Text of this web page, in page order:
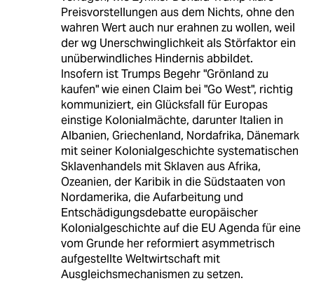
Preisvorstellungen aus dem Nichts, ohne den
wahren Wert auch nur erahnen zu wollen, weil
der wg Unerschwinglichkeit als Störfaktor ein
unüberwindliches Hindernis abbildet.
Insofern ist Trumps Begehr "Grönland zu
kaufen" wie einen Claim bei "Go West", richtig
kommuniziert, ein Glücksfall für Europas
einstige Kolonialmächte, darunter Italien in
Albanien, Griechenland, Nordafrika, Dänemark
mit seiner Kolonialgeschichte systematischen
Sklavenhandels mit Sklaven aus Afrika,
Ozeanien, der Karibik in die Südstaaten von
Nordamerika, die Aufarbeitung und
Entschädigungsdebatte europäischer
Kolonialgeschichte auf die EU Agenda für eine
vom Grunde her reformiert asymmetrisch
aufgestellte Weltwirtschaft mit
Ausgleichsmechanismen zu setzen.